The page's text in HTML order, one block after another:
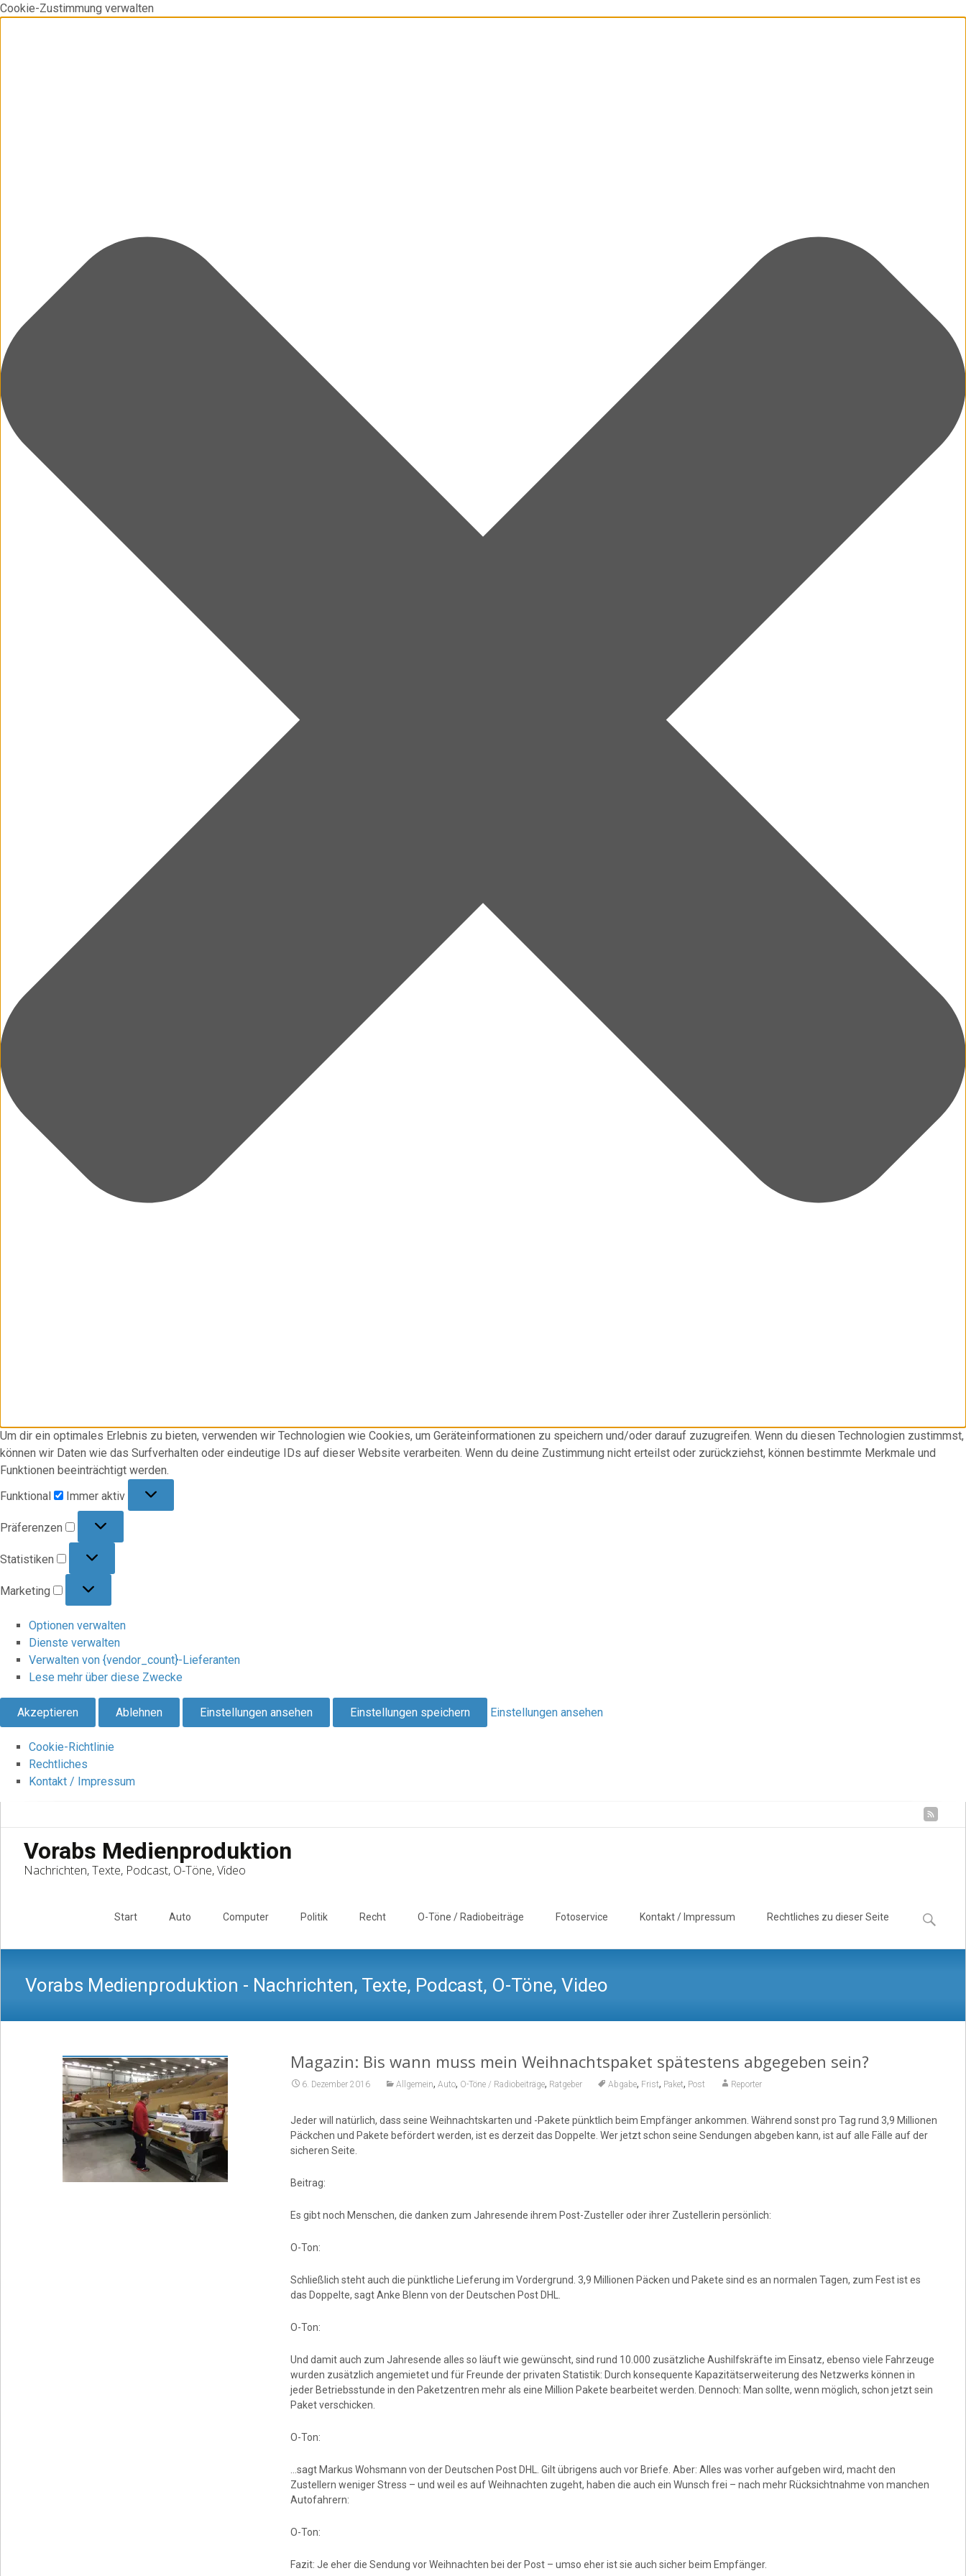
Cookie-Zustimmung verwalten
Um dir ein optimales Erlebnis zu bieten, verwenden wir Technologien wie Cookies, um Geräteinformationen zu speichern und/oder darauf zuzugreifen. Wenn du diesen Technologien zustimmst,
können wir Daten wie das Surfverhalten oder eindeutige IDs auf dieser Website verarbeiten. Wenn du deine Zustimmung nicht erteilst oder zurückziehst, können bestimmte Merkmale und
Funktionen beeinträchtigt werden.
Funktional
Immer aktiv
Präferenzen
Statistiken
Marketing
Optionen verwalten
Dienste verwalten
Verwalten von {vendor_count}-Lieferanten
Lese mehr über diese Zwecke
Akzeptieren Ablehnen Einstellungen ansehen Einstellungen speichern Einstellungen ansehen
Cookie-Richtlinie
Rechtliches
Kontakt / Impressum
Vorabs Medienproduktion
Nachrichten, Texte, Podcast, O-Töne, Video
Start Auto Computer Politik Recht O-Töne / Radiobeiträge Fotoservice Kontakt / Impressum Rechtliches zu dieser Seite
Suchen
nach:
Vorabs Medienproduktion - Nachrichten, Texte, Podcast, O-Töne, Video
Magazin: Bis wann muss mein Weihnachtspaket spätestens abgegeben sein?
6. Dezember 2016 Allgemein, Auto, O-Töne / Radiobeiträge, Ratgeber Abgabe, Frist, Paket, Post Reporter
Jeder will natürlich, dass seine Weihnachtskarten und -Pakete pünktlich beim Empfänger ankommen. Während sonst pro Tag rund 3,9 Millionen
Päckchen und Pakete befördert werden, ist es derzeit das Doppelte. Wer jetzt schon seine Sendungen abgeben kann, ist auf alle Fälle auf der
sicheren Seite.
Beitrag:
Es gibt noch Menschen, die danken zum Jahresende ihrem Post-Zusteller oder ihrer Zustellerin persönlich:
O-Ton:
Schließlich steht auch die pünktliche Lieferung im Vordergrund. 3,9 Millionen Päcken und Pakete sind es an normalen Tagen, zum Fest ist es
das Doppelte, sagt Anke Blenn von der Deutschen Post DHL.
O-Ton:
Und damit auch zum Jahresende alles so läuft wie gewünscht, sind rund 10.000 zusätzliche Aushilfskräfte im Einsatz, ebenso viele Fahrzeuge
wurden zusätzlich angemietet und für Freunde der privaten Statistik: Durch konsequente Kapazitätserweiterung des Netzwerks können in
jeder Betriebsstunde in den Paketzentren mehr als eine Million Pakete bearbeitet werden. Dennoch: Man sollte, wenn möglich, schon jetzt sein
Paket verschicken.
O-Ton:
…sagt Markus Wohsmann von der Deutschen Post DHL. Gilt übrigens auch vor Briefe. Aber: Alles was vorher aufgeben wird, macht den
Zustellern weniger Stress – und weil es auf Weihnachten zugeht, haben die auch ein Wunsch frei – nach mehr Rücksichtnahme von manchen
Autofahrern:
O-Ton:
Fazit: Je eher die Sendung vor Weihnachten bei der Post – umso eher ist sie auch sicher beim Empfänger.